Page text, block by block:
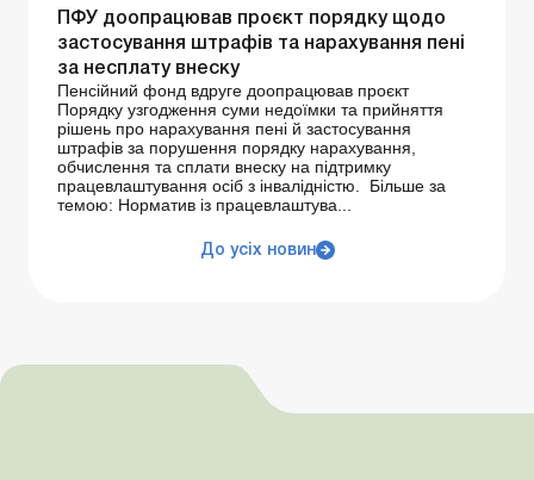
ПФУ доопрацював проєкт порядку щодо
застосування штрафів та нарахування пені
за несплату внеску
Пенсійний фонд вдруге доопрацював проєкт
Порядку узгодження суми недоїмки та прийняття
рішень про нарахування пені й застосування
штрафів за порушення порядку нарахування,
обчислення та сплати внеску на підтримку
працевлаштування осіб з інвалідністю. Більше за
темою: Норматив із працевлаштува...
До усіх новин